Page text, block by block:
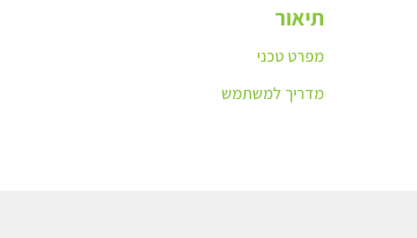
תיאור
מפרט טכני
מדריך למשתמש